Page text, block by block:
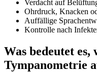
Verdacht auf
Ohrdruck, Knacken
Auffällige
Kontrolle nach
Was bedeutet es,
Tympanometrie